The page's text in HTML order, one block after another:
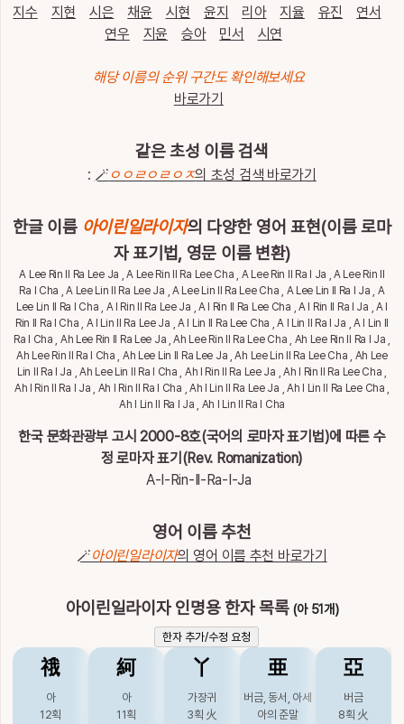
야
기
특
별
한
이
름
근
검
아이린일라이자
지수
지현 시은 채윤 시현 윤지 리아 지율 유진
연서
연우
지윤 승아 민서 시연
해당 이름의 순위 구간도 확인해보세요
바로가기
같은 초성 이름 검색
: 🪄 ㅇㅇㄹㅇㄹㅇㅈ의 초성 검색 바로가기
한글 이름 아이린일라이자의 다양한 영어 표현(이름 로마
자 표기법, 영문 이름 변환)
A Lee Rin Il Ra Lee Ja , A Lee Rin Il Ra Lee Cha , A Lee Rin Il Ra I Ja , A Lee Rin Il
Ra I Cha , A Lee Lin Il Ra Lee Ja , A Lee Lin Il Ra Lee Cha , A Lee Lin Il Ra I Ja , A
Lee Lin Il Ra I Cha , A I Rin Il Ra Lee Ja , A I Rin Il Ra Lee Cha , A I Rin Il Ra I Ja , A I
Rin Il Ra I Cha , A I Lin Il Ra Lee Ja , A I Lin Il Ra Lee Cha , A I Lin Il Ra I Ja , A I Lin Il
Ra I Cha , Ah Lee Rin Il Ra Lee Ja , Ah Lee Rin Il Ra Lee Cha , Ah Lee Rin Il Ra I Ja ,
Ah Lee Rin Il Ra I Cha , Ah Lee Lin Il Ra Lee Ja , Ah Lee Lin Il Ra Lee Cha , Ah Lee
Lin Il Ra I Ja , Ah Lee Lin Il Ra I Cha , Ah I Rin Il Ra Lee Ja , Ah I Rin Il Ra Lee Cha ,
Ah I Rin Il Ra I Ja , Ah I Rin Il Ra I Cha , Ah I Lin Il Ra Lee Ja , Ah I Lin Il Ra Lee Cha ,
Ah I Lin Il Ra I Ja , Ah I Lin Il Ra I Cha
한국 문화관광부 고시 2000-8호(국어의 로마자 표기법)에 따른 수
정 로마자 표기(Rev. Romanization)
A-I-Rin-Il-Ra-I-Ja
영어 이름 추천
🪄아이린일라이자의 영어 이름 추천 바로가기
아이린일라이자 인명용 한자 목록(아 51개)
한자 추가/수정 요청
䄉
아
12획
䋍
아
11획
丫
가장귀
3획 火
亜
버금, 동서, 아세
아의 준말
亞
버금
8획 火